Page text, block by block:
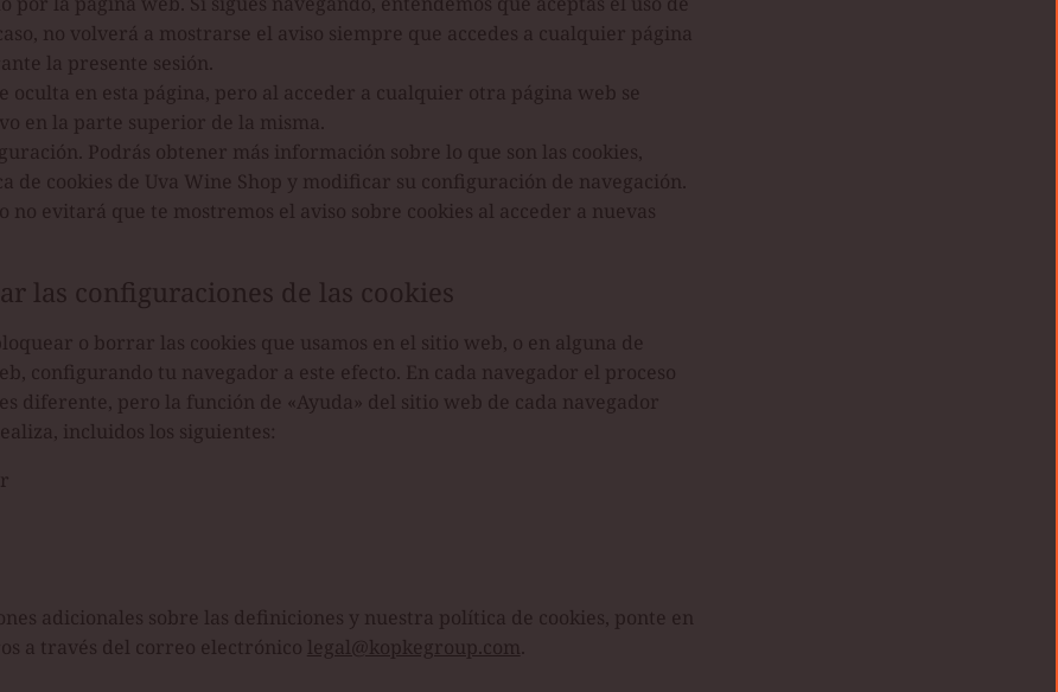
no volverá a mostrarse el aviso siempre que accedes a cualquier página
la presente sesión.
oculta en esta página, pero al acceder a cualquier otra página web se
en la parte superior de la misma.
Podrás obtener más información sobre lo que son las cookies,
de cookies de Uva Wine Shop y modificar su configuración de navegación.
no evitará que te mostremos el aviso sobre cookies al acceder a nuevas
las configuraciones de las cookies
o borrar las cookies que usamos en el sitio web, o en alguna de
configurando tu navegador a este efecto. En cada navegador el proceso
diferente, pero la función de «Ayuda» del sitio web de cada navegador
incluidos los siguientes:
adicionales sobre las definiciones y nuestra política de cookies, ponte en
a través del correo electrónico legal@kopkegroup.com